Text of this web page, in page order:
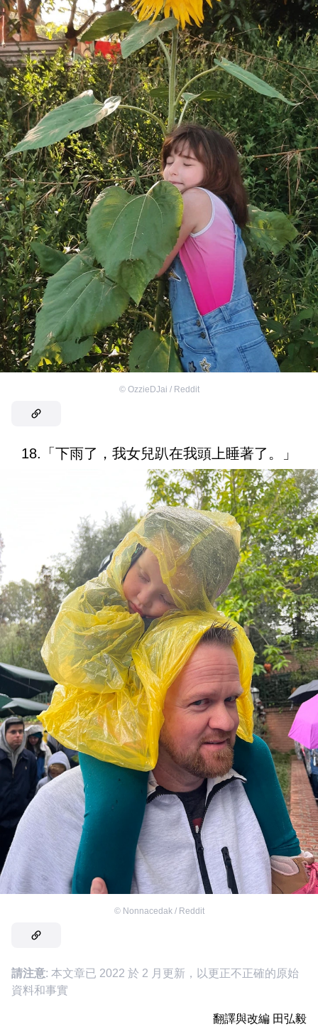
© OzzieDJai / Reddit
18.「下雨了，我女兒趴在我頭上睡著了。」
© Nonnacedak / Reddit
請注意: 本文章已 2022 於 2 月更新，以更正不正確的原始
資料和事實
翻譯與改編 田弘毅